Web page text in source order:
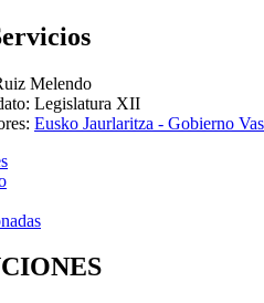
Melendo
: Legislatura XII
: Eusko Jaurlaritza - Gobierno